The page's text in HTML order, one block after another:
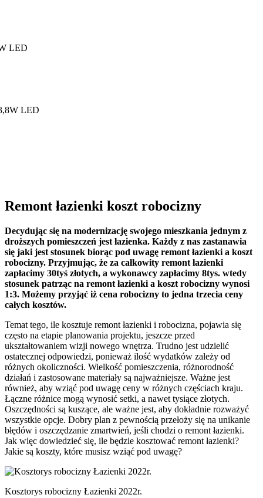
LED
LED
Remont łazienki koszt robocizny
Decydując się na modernizację swojego mieszkania jednym z
droższych pomieszczeń jest łazienka. Każdy z nas zastanawia
się jaki jest stosunek biorąc pod uwagę remont łazienki a koszt
robocizny. Przyjmując, że za całkowity remont łazienki
zapłacimy 30tyś złotych, a wykonawcy zapłacimy 8tys. wtedy
stosunek patrząc na remont łazienki a koszt robocizny wynosi
1:3. Możemy przyjąć iż cena robocizny to jedna trzecia ceny
całych kosztów.
Temat tego, ile kosztuje remont łazienki i robocizna, pojawia się
często na etapie planowania projektu, jeszcze przed
ukształtowaniem wizji nowego wnętrza. Trudno jest udzielić
ostatecznej odpowiedzi, ponieważ ilość wydatków zależy od
różnych okoliczności. Wielkość pomieszczenia, różnorodność
działań i zastosowane materiały są najważniejsze. Ważne jest
również, aby wziąć pod uwagę ceny w różnych częściach kraju.
Łączne różnice mogą wynosić setki, a nawet tysiące złotych.
Oszczędności są kuszące, ale ważne jest, aby dokładnie rozważyć
wszystkie opcje. Dobry plan z pewnością przełoży się na unikanie
błędów i oszczędzanie zmartwień, jeśli chodzi o remont łazienki.
Jak więc dowiedzieć się, ile będzie kosztować remont łazienki?
Jakie są koszty, które musisz wziąć pod uwagę?
Kosztorys robocizny Łazienki 2022r.